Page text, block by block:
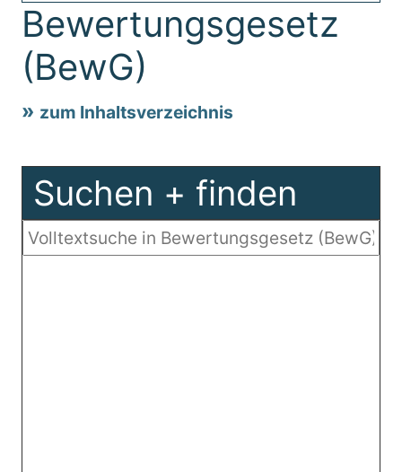
Bewertungsgesetz
(BewG)
zum Inhaltsverzeichnis
Suchen + finden